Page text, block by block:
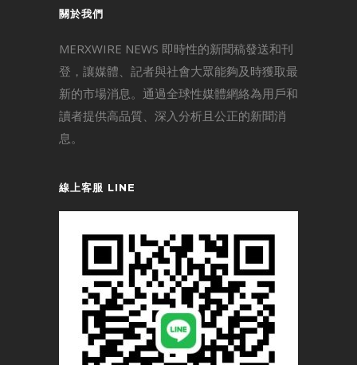
關於我們
MERXWIRE NEWS 即時性的新聞稿發送和刊
登，讓媒體、記者與社會大眾能夠及時獲取最
新的市場消息。通過全球性媒體網絡為用戶和
讀者提供高品質、深入分析且公正的新聞消
息。
線上客服 LINE